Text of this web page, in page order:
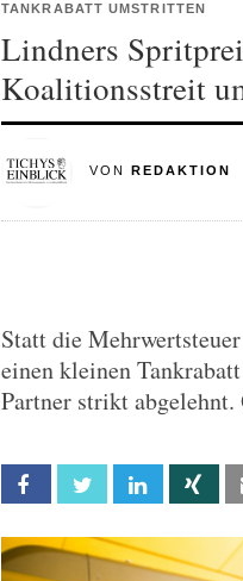
TANKRABATT UMSTRITTEN
Lindners
Koalitionsstreit
VON REDAKTION
Statt die
einen kleinen
Partner strikt
Facebook Twitter Linkedin